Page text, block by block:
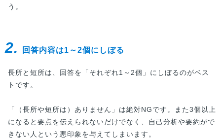
う。
2. 回答内容は1～2個にしぼる
長所と短所は、回答を「それぞれ1～2個」にしぼるのがベス
トです。
「（長所や短所は）ありません」は絶対NGです。また3個以上
になると要点を伝えられないだけでなく、自己分析や要約がで
きない人という悪印象を与えてしまいます。